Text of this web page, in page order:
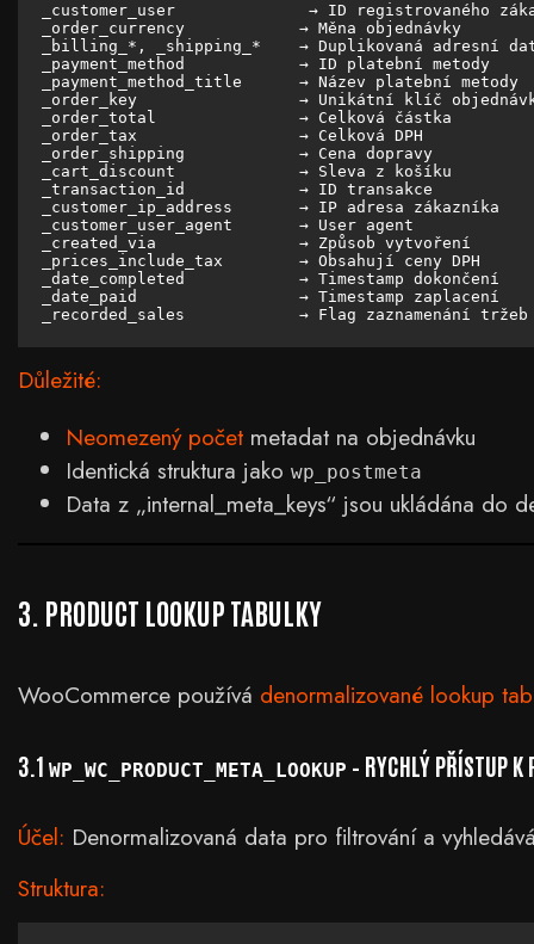
_customer_user              → ID registrovaného
_order_currency            → Měna objednávky
_billing_*, _shipping_*    → Duplikovaná adresní
_payment_method            → ID platební metody
_payment_method_title      → Název platební metody
_order_key                 → Unikátní klíč
_order_total               → Celková částka
_order_tax                 → Celková DPH
_order_shipping            → Cena dopravy
_cart_discount             → Sleva z košíku
_transaction_id            → ID transakce
_customer_ip_address       → IP adresa zákazníka
_customer_user_agent       → User agent
_created_via               → Způsob vytvoření
_prices_include_tax        → Obsahují ceny DPH
_date_completed            → Timestamp dokončení
_date_paid                 → Timestamp zaplacení
_recorded_sales            → Flag zaznamenání tržeb
Důležité:
Neomezený počet metadat na objednávku
Identická struktura jako wp_postmeta
Data z „internal_meta_keys“ jsou ukládána do
3. PRODUCT LOOKUP TABULKY
WooCommerce používá denormalizované lookup
3.1 WP_WC_PRODUCT_META_LOOKUP – RYCHLÝ PŘÍSTUP K
Účel: Denormalizovaná data pro filtrování a
Struktura: